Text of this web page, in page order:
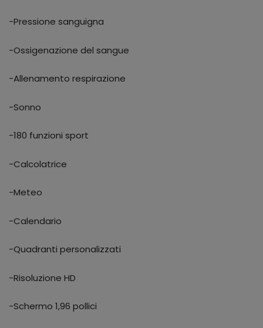
-Pressione sanguigna
-Ossigenazione del sangue
-Allenamento respirazione
-Sonno
-180 funzioni sport
-Calcolatrice
-Meteo
-Calendario
-Quadranti personalizzati
-Risoluzione HD
-Schermo 1,96 pollici